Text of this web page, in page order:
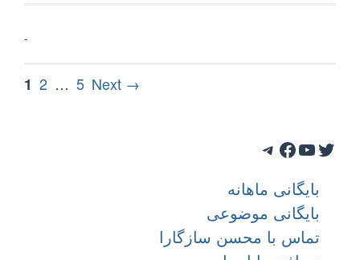
-
Posts
Page
1 Page
2 … Page
5 Next →
Telegram Facebook YouTube Twitter
بایگانی ماهانه
بایگانی موضوعی
تماس با محسن سازگارا